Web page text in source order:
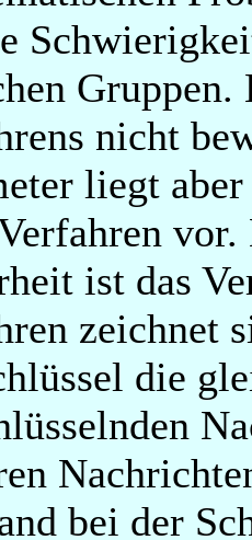
Gruppen.
nicht
liegt
ist das
zeichnet
die
bei der